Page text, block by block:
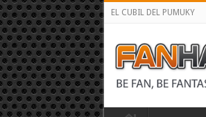
EL CUBIL DEL PUMUKY